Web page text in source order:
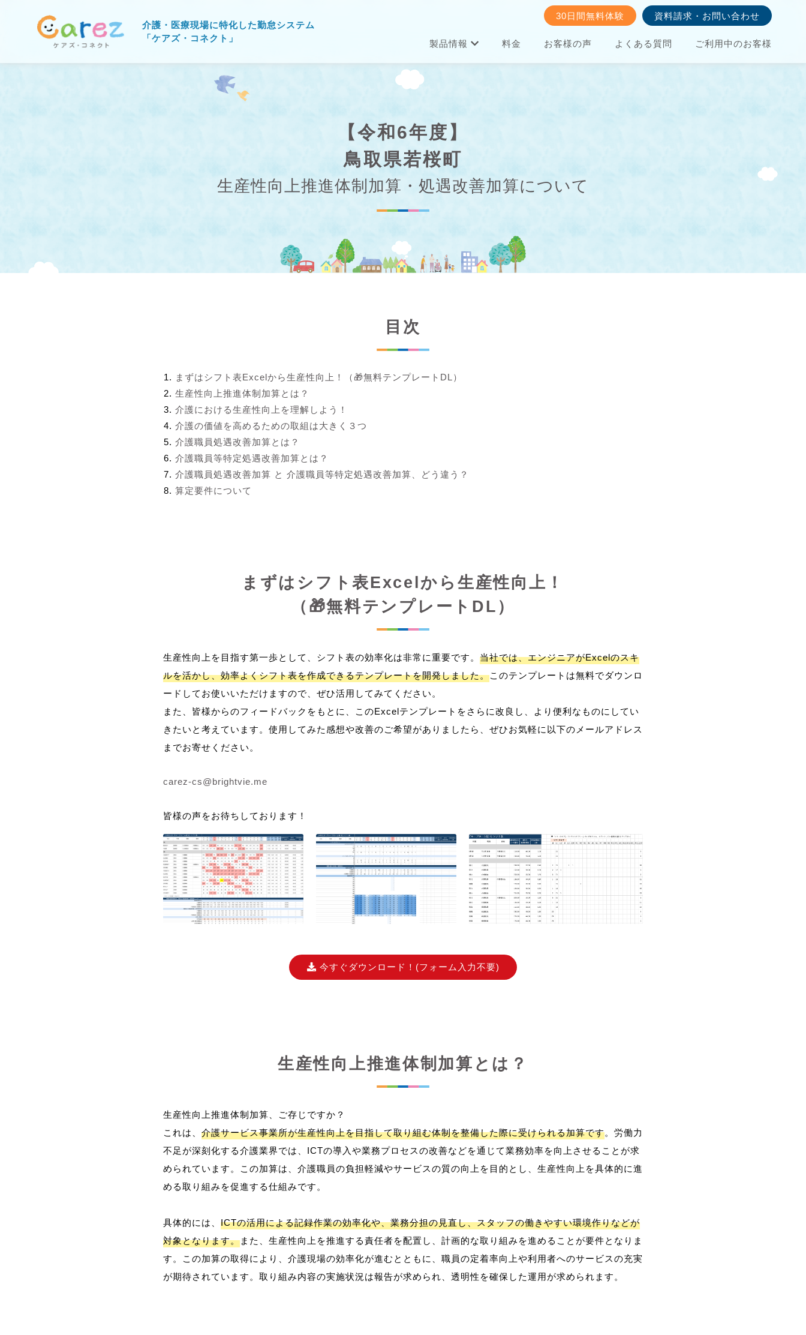
介護・医療現場に特化した勤怠システム
「ケアズ・コネクト」
製品情報 料金 お客様の声 よくある質問 ご利用中のお客様
30日間無料体験 資料請求・お問い合わせ
【令和6年度】
鳥取県若桜町
生産性向上推進体制加算・処遇改善加算について
目次
まずはシフト表Excelから生産性向上！（🎁無料テンプレートDL）
生産性向上推進体制加算とは？
介護における生産性向上を理解しよう！
介護の価値を高めるための取組は大きく３つ
介護職員処遇改善加算とは？
介護職員等特定処遇改善加算とは？
介護職員処遇改善加算 と 介護職員等特定処遇改善加算、どう違う？
算定要件について
まずはシフト表Excelから生産性向上！
（🎁無料テンプレートDL）
生産性向上を目指す第一歩として、シフト表の効率化は非常に重要です。 当社では、エンジニアがExcelのスキ
ルを活かし、効率よくシフト表を作成できるテンプレートを開発しました。このテンプレートは無料でダウンロ
ードしてお使いいただけますので、ぜひ活用してみてください。
また、皆様からのフィードバックをもとに、このExcelテンプレートをさらに改良し、より便利なものにしてい
きたいと考えています。使用してみた感想や改善のご希望がありましたら、ぜひお気軽に以下のメールアドレス
までお寄せください。
carez-cs@brightvie.me
皆様の声をお待ちしております！
今すぐダウンロード！ (フォーム入力不要)
生産性向上推進体制加算とは？
生産性向上推進体制加算、ご存じですか？
これは、 介護サービス事業所が生産性向上を目指して取り組む体制を整備した際に受けられる加算です。労働力
不足が深刻化する介護業界では、ICTの導入や業務プロセスの改善などを通じて業務効率を向上させることが求
められています。この加算は、介護職員の負担軽減やサービスの質の向上を目的とし、生産性向上を具体的に進
める取り組みを促進する仕組みです。
具体的には、 ICTの活用による記録作業の効率化や、業務分担の見直し、スタッフの働きやすい環境作りなどが
対象となります。また、生産性向上を推進する責任者を配置し、計画的な取り組みを進めることが要件となりま
す。この加算の取得により、介護現場の効率化が進むとともに、職員の定着率向上や利用者へのサービスの充実